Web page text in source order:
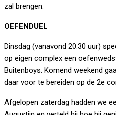
zal brengen.
OEFENDUEL
Dinsdag (vanavond 20:30 uur)
op eigen complex een
Buitenboys. Komend weekend
daar voor te bereiden op de 2e
Afgelopen zaterdag hadden we